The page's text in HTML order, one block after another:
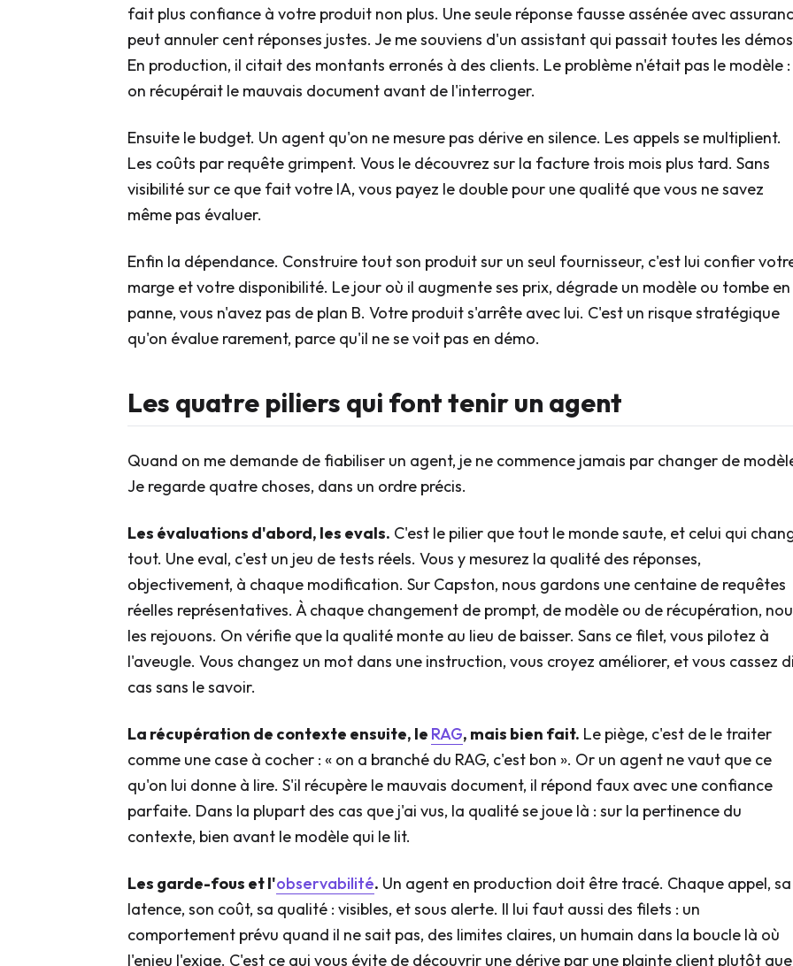
fait plus confiance à votre produit non plus. Une seule réponse fausse assénée avec
peut annuler cent réponses justes. Je me souviens d'un assistant qui passait toutes les
En production, il citait des montants erronés à des clients. Le problème n'était pas le modèle :
on récupérait le mauvais document avant de l'interroger.
Ensuite le budget. Un agent qu'on ne mesure pas dérive en silence. Les appels se multiplient.
Les coûts par requête grimpent. Vous le découvrez sur la facture trois mois plus tard. Sans
visibilité sur ce que fait votre IA, vous payez le double pour une qualité que vous ne savez
même pas évaluer.
Enfin la dépendance. Construire tout son produit sur un seul fournisseur, c'est lui confier
marge et votre disponibilité. Le jour où il augmente ses prix, dégrade un modèle ou tombe en
panne, vous n'avez pas de plan B. Votre produit s'arrête avec lui. C'est un risque stratégique
qu'on évalue rarement, parce qu'il ne se voit pas en démo.
Les quatre piliers qui font tenir un agent
Quand on me demande de fiabiliser un agent, je ne commence jamais par changer de
Je regarde quatre choses, dans un ordre précis.
Les évaluations d'abord, les evals. C'est le pilier que tout le monde saute, et celui qui
tout. Une eval, c'est un jeu de tests réels. Vous y mesurez la qualité des réponses,
objectivement, à chaque modification. Sur Capston, nous gardons une centaine de requêtes
réelles représentatives. À chaque changement de prompt, de modèle ou de récupération,
les rejouons. On vérifie que la qualité monte au lieu de baisser. Sans ce filet, vous pilotez à
l'aveugle. Vous changez un mot dans une instruction, vous croyez améliorer, et vous cassez
cas sans le savoir.
La récupération de contexte ensuite, le RAG, mais bien fait. Le piège, c'est de le traiter
comme une case à cocher : « on a branché du RAG, c'est bon ». Or un agent ne vaut que ce
qu'on lui donne à lire. S'il récupère le mauvais document, il répond faux avec une confiance
parfaite. Dans la plupart des cas que j'ai vus, la qualité se joue là : sur la pertinence du
contexte, bien avant le modèle qui le lit.
Les garde-fous et l'observabilité. Un agent en production doit être tracé. Chaque appel, sa
latence, son coût, sa qualité : visibles, et sous alerte. Il lui faut aussi des filets : un
comportement prévu quand il ne sait pas, des limites claires, un humain dans la boucle là où
l'enjeu l'exige. C'est ce qui vous évite de découvrir une dérive par une plainte client plutôt que